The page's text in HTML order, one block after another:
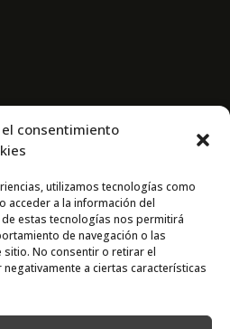
consentimiento
utilizamos tecnologías como
acceder a la información del
estas tecnologías nos permitirá
de navegación o las
sitio. No consentir o retirar el
a ciertas características